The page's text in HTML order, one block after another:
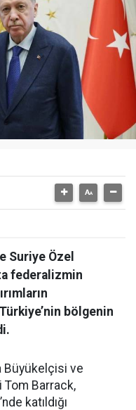
Suriye Özel
federalizmin
bölgenin
Büyükelçisi ve
Tom Barrack,
katıldığı